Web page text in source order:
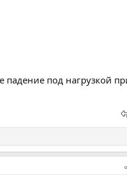
падение под нагрузкой